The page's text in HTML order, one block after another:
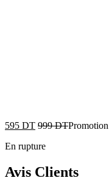
595 DT 999DTPromotion
En rupture
Avis Clients